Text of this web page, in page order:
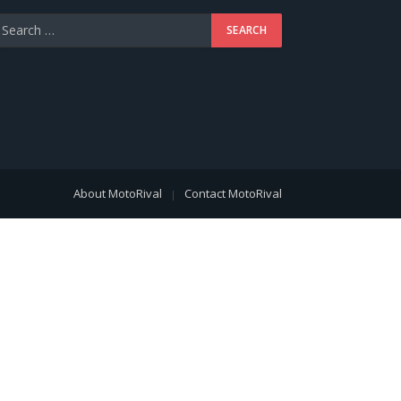
About MotoRival Contact MotoRival